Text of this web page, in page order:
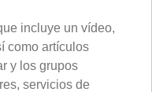
incluye un vídeo,
como artículos
y los grupos
servicios de